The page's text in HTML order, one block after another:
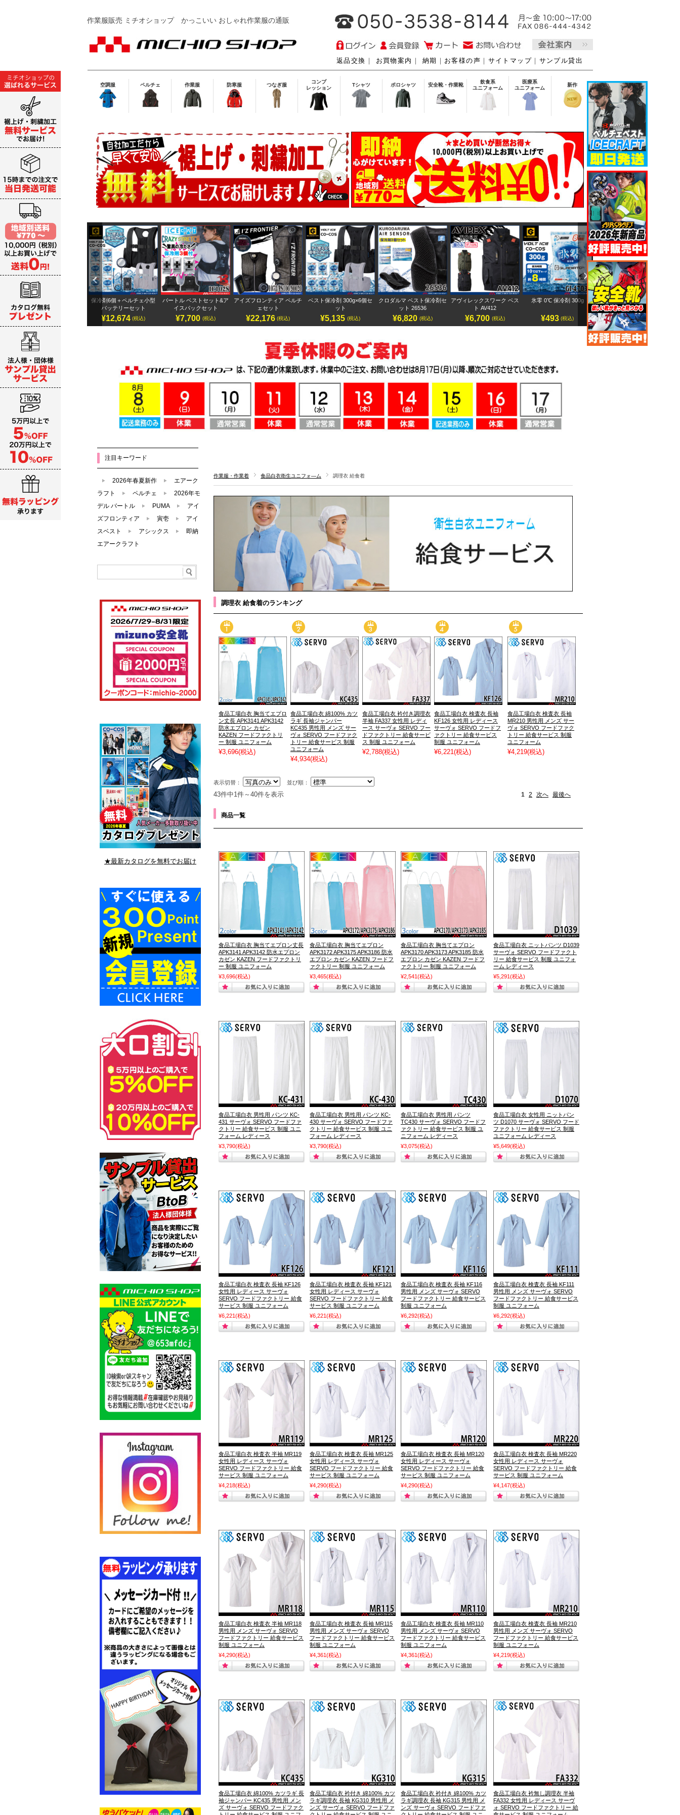
作業服販売 ミチオショップかっこいい おしゃれ作業服の通販
返品交換 ｜ お買物案内 ｜ 納期 ｜ お客様の声 ｜ サイトマップ ｜ サンプル貸出
空調服 ペルチェ 作業服 防寒服 つなぎ服
コンプ
レッション
Tシャツ ポロシャツ 安全靴・作業靴
飲食系
ユニフォーム
医療系
ユニフォーム
新作
Previ
ous
保冷剤6個＋ペルチェ小型
バッテリーセット
¥12,674
バートル ベストセット&ア
イスパックセット
¥7,700 (税込)
アイズフロンティア ペルチ
ェセット
¥22,176 (税込)
ベスト保冷剤 300g×6個セ
ット
¥5,135 (税込)
クロダルマ ベスト保冷剤セ
ット 26536
¥6,820 (税込)
アヴィレックスワーク ベス
ト AV412
¥6,700 (税込)
氷零 0℃ 保冷剤 300g
¥493 (税込)
アヴィレックスワーク 半袖
¥7,500 (税込)
ペルチェベストセット
IC101S
¥14,800 (税込)
Next
作業服・作業着 食品白衣衛生ユニフォ―ム 調理衣 給食着
調理衣 給食着のランキング
食品工場白衣 胸当てエプロ
ン丈長 APK3141 APK3142
防水エプロン カゼン
KAZEN フードファクトリ
ー 制服 ユニフォーム
¥3,696(税込)
食品工場白衣 綿100% カツ
ラギ 長袖ジャンパー
KC435 男性用 メンズ サー
ヴォ SERVO フードファク
トリー 給食サービス 制服
ユニフォーム
¥4,934(税込)
食品工場白衣 衿付き調理衣
半袖 FA337 女性用 レディ
ース サーヴォ SERVO フー
ドファクトリー 給食サービ
ス 制服 ユニフォーム
¥2,788(税込)
食品工場白衣 検査衣 長袖
KF126 女性用 レディース
サーヴォ SERVO フードフ
ァクトリー 給食サービス
制服 ユニフォーム
¥6,221(税込)
食品工場白衣 検査衣 長袖
MR210 男性用 メンズ サー
ヴォ SERVO フードファク
トリー 給食サービス 制服
ユニフォーム
¥4,219(税込)
表示切替： 並び順：
43件中1件～40件を表示 1 2 次へ 最後へ
商品一覧
食品工場白衣 胸当てエプロン丈長
APK3141 APK3142 防水エプロン
カゼン KAZEN フードファクトリ
ー 制服 ユニフォーム
¥3,696(税込)
食品工場白衣 胸当てエプロン
APK3172 APK3175 APK3186 防水
エプロン カゼン KAZEN フードフ
ァクトリー 制服 ユニフォーム
¥3,465(税込)
食品工場白衣 胸当てエプロン
APK3170 APK3173 APK3185 防水
エプロン カゼン KAZEN フードフ
ァクトリー 制服 ユニフォーム
¥2,541 (税込)
食品工場白衣 ニットパンツ D1039
サーヴォ SERVO フードファクト
リー 給食サービス 制服 ユニフォ
ーム レディース
¥5,291 (税込)
食品工場白衣 男性用 パンツ KC-
431 サーヴォ SERVO フードファ
クトリー 給食サービス 制服 ユニ
フォーム レディース
¥3,790(税込)
食品工場白衣 男性用 パンツ KC-
430 サーヴォ SERVO フードファ
クトリー 給食サービス 制服 ユニ
フォーム レディース
¥3,790(税込)
食品工場白衣 男性用 パンツ
TC430 サーヴォ SERVO フードフ
ァクトリー 給食サービス 制服 ユ
ニフォーム レディース
¥3,075(税込)
食品工場白衣 女性用 ニットパン
ツ D1070 サーヴォ SERVO フード
ファクトリー 給食サービス 制服
ユニフォーム レディース
¥5,649(税込)
食品工場白衣 検査衣 長袖 KF126
女性用 レディース サーヴォ
SERVO フードファクトリー 給食
サービス 制服 ユニフォーム
¥6,221 (税込)
食品工場白衣 検査衣 長袖 KF121
女性用 レディース サーヴォ
SERVO フードファクトリー 給食
サービス 制服 ユニフォーム
¥6,221 (税込)
食品工場白衣 検査衣 長袖 KF116
男性用 メンズ サーヴォ SERVO
フードファクトリー 給食サービス
制服 ユニフォーム
¥6,292(税込)
食品工場白衣 検査衣 長袖 KF111
男性用 メンズ サーヴォ SERVO
フードファクトリー 給食サービス
制服 ユニフォーム
¥6,292(税込)
食品工場白衣 検査衣 半袖 MR119
女性用 レディース サーヴォ
SERVO フードファクトリー 給食
サービス 制服 ユニフォーム
¥4,218(税込)
食品工場白衣 検査衣 長袖 MR125
女性用 レディース サーヴォ
SERVO フードファクトリー 給食
サービス 制服 ユニフォーム
¥4,290(税込)
食品工場白衣 検査衣 長袖 MR120
女性用 レディース サーヴォ
SERVO フードファクトリー 給食
サービス 制服 ユニフォーム
¥4,290(税込)
食品工場白衣 検査衣 長袖 MR220
女性用 レディース サーヴォ
SERVO フードファクトリー 給食
サービス 制服 ユニフォーム
¥4,147(税込)
食品工場白衣 検査衣 半袖 MR118
男性用 メンズ サーヴォ SERVO
フードファクトリー 給食サービス
制服 ユニフォーム
¥4,290(税込)
食品工場白衣 検査衣 長袖 MR115
男性用 メンズ サーヴォ SERVO
フードファクトリー 給食サービス
制服 ユニフォーム
¥4,361 (税込)
食品工場白衣 検査衣 長袖 MR110
男性用 メンズ サーヴォ SERVO
フードファクトリー 給食サービス
制服 ユニフォーム
¥4,361 (税込)
食品工場白衣 検査衣 長袖 MR210
男性用 メンズ サーヴォ SERVO
フードファクトリー 給食サービス
制服 ユニフォーム
¥4,219(税込)
食品工場白衣 綿100% カツラギ 長
袖ジャンパー KC435 男性用 メン
ズ サーヴォ SERVO フードファク
食品工場白衣 衿付き 綿100% カツ
ラギ調理衣 長袖 KG310 男性用 メ
ンズ サーヴォ SERVO フードファ
食品工場白衣 衿付き 綿100% カツ
ラギ調理衣 長袖 KG315 男性用 メ
ンズ サーヴォ SERVO フードファ
食品工場白衣 衿無し調理衣 半袖
FA332 女性用 レディース サーヴ
ォ SERVO フードファクトリー 給
注目キーワード
2026年春夏新作
エアーク
ラフト
ペルチェ
2026年モ
デル バートル
PUMA
アイ
ズフロンティア
寅壱
アイ
スベスト
アシックス
即納
エアークラフト
★最新カタログを無料でお届け